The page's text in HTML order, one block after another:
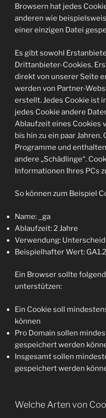
Browsern hat jedes
anderen wie
einer einzigen Datei
Es gibt sowohl
Drittanbieter-Cookies.
direkt von unserer Seite
werden von Partner-
erstellt. Jedes Cookie ist
jedes Cookie andere
Ablaufzeit eines Cookies
bis hin zu ein paar
Programme und
andere „Schädlinge“.
Informationen Ihres PCs
So können zum Beispiel
Name: _ga
Ablaufzeit: 2 Jahre
Verwendung:
Beispielhafter Wert:
Ein Browser sollte
unterstützen:
Ein Cookie soll
können
Pro Domain sollen
gespeichert werden
Insgesamt sollen
gespeichert werden
Welche Arten von